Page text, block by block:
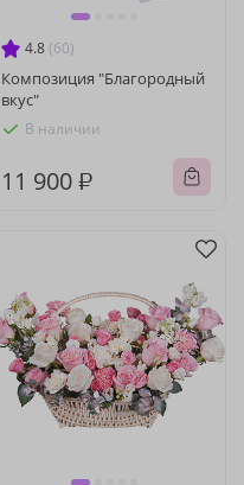
4.8 (60)
Композиция "Благородный
вкус"
В наличии
11 900 ₽